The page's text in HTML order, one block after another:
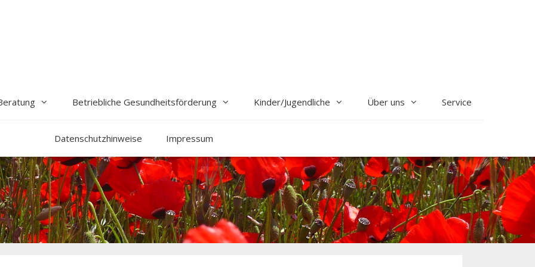
Betriebliche Gesundheitsförderung Kinder/Jugendliche Über uns Service
Datenschutzhinweise Impressum